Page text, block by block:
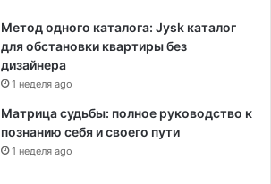
Метод одного каталога: Jysk каталог
для обстановки квартиры без
дизайнера
1 неделя ago
Матрица судьбы: полное руководство к
познанию себя и своего пути
1 неделя ago